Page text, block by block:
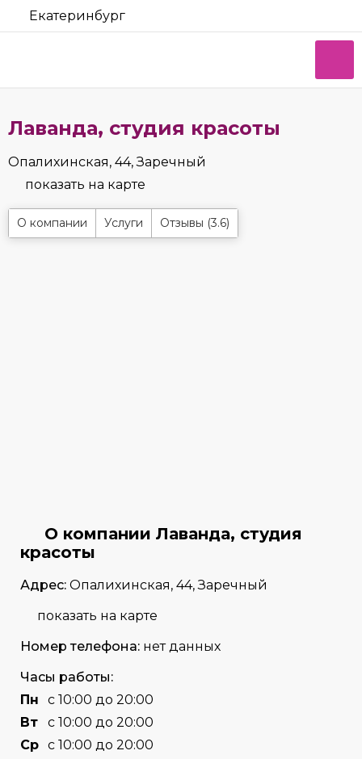
Екатеринбург
Лаванда, студия красоты
Опалихинская, 44, Заречный
показать на карте
О компании Услуги Отзывы (3.6)
О компании Лаванда, студия
красоты
Адрес: Опалихинская, 44, Заречный
показать на карте
Номер телефона: нет данных
Часы работы:
Пн
с 10:00 до 20:00
Вт
с 10:00 до 20:00
Cр с 10:00 до 20:00